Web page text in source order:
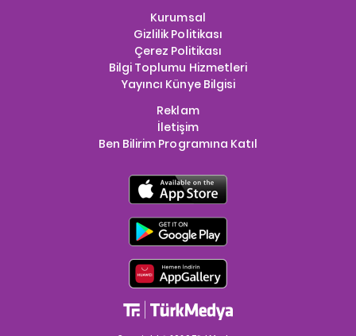
Kurumsal
Gizlilik Politikası
Çerez Politikası
Bilgi Toplumu Hizmetleri
Yayıncı Künye Bilgisi
Reklam
İletişim
Ben Bilirim Programına Katıl